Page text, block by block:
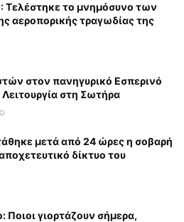
Τελέστηκε το μνημόσυνο των
αεροπορικής τραγωδίας της
στον πανηγυρικό Εσπερινό
Λειτουργία στη Σωτήρα
μετά από 24 ώρες η σοβαρή
δίκτυο του
Ποιοι γιορτάζουν σήμερα,